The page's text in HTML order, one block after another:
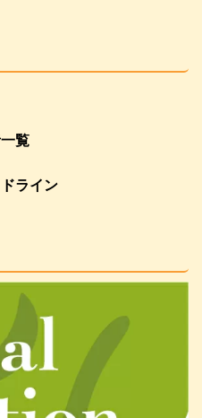
覧
ライン